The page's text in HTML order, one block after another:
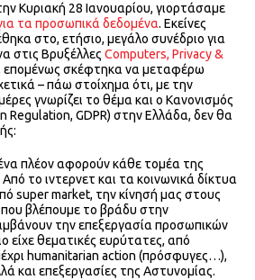
Κυριακή 28 Ιανουαρίου, γιορτάσαμε
τα προσωπικά δεδομένα. Εκείνες
στο, ετήσιο, μεγάλο συνέδριο για
στις Βρυξέλλες Computers, Privacy &
επομένως σκέφτηκα να μεταφέρω
– πάω στοίχημα ότι, με την
γνωρίζει το θέμα και ο Κανονισμός
Regulation, GDPR) στην Ελλάδα, δεν θα
πλέον αφορούν κάθε τομέα της
το ιντερνετ και τα κοινωνικά δίκτυα
super market, την κίνησή μας στους
βλέπουμε το βράδυ στην
την επεξεργασία προσωπικών
είχε θεματικές ευρύτατες, από
humanitarian action (πρόσφυγες…),
και επεξεργασίες της Αστυνομίας.